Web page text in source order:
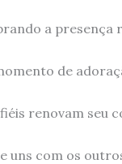
a presença
de
renovam seu
uns com os